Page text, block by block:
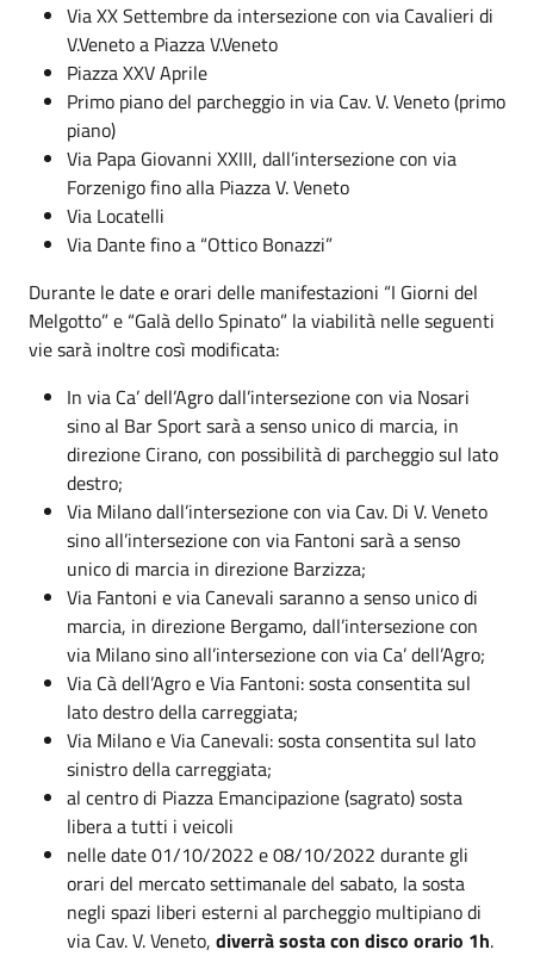
Via XX Settembre da intersezione con via Cavalieri di
V.Veneto a Piazza V.Veneto
Piazza XXV Aprile
Primo piano del parcheggio in via Cav. V. Veneto (primo
piano)
Via Papa Giovanni XXIII, dall’intersezione con via
Forzenigo fino alla Piazza V. Veneto
Via Locatelli
Via Dante fino a “Ottico Bonazzi”
Durante le date e orari delle manifestazioni “I Giorni del
Melgotto” e “Galà dello Spinato” la viabilità nelle seguenti
vie sarà inoltre così modificata:
In via Ca’ dell’Agro dall’intersezione con via Nosari
sino al Bar Sport sarà a senso unico di marcia, in
direzione Cirano, con possibilità di parcheggio sul lato
destro;
Via Milano dall’intersezione con via Cav. Di V. Veneto
sino all’intersezione con via Fantoni sarà a senso
unico di marcia in direzione Barzizza;
Via Fantoni e via Canevali saranno a senso unico di
marcia, in direzione Bergamo, dall’intersezione con
via Milano sino all’intersezione con via Ca’ dell’Agro;
Via Cà dell’Agro e Via Fantoni: sosta consentita sul
lato destro della carreggiata;
Via Milano e Via Canevali: sosta consentita sul lato
sinistro della carreggiata;
al centro di Piazza Emancipazione (sagrato) sosta
libera a tutti i veicoli
nelle date 01/10/2022 e 08/10/2022 durante gli
orari del mercato settimanale del sabato, la sosta
negli spazi liberi esterni al parcheggio multipiano di
via Cav. V. Veneto, diverrà sosta con disco orario 1h.